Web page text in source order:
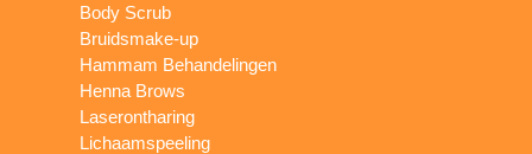
Body Scrub
Bruidsmake-up
Hammam Behandelingen
Henna Brows
Laserontharing
Lichaamspeeling